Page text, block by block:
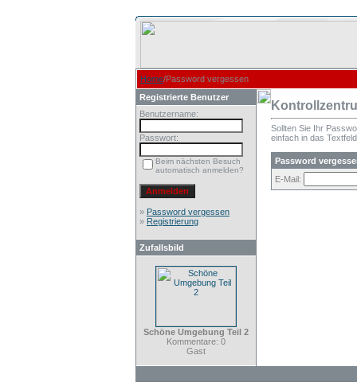
Home/Password vergessen
Registrierte Benutzer
Benutzername:
Passwort:
Beim nächsten Besuch
automatisch anmelden?
» Password vergessen
» Registrierung
Zufallsbild
Schöne Umgebung Teil 2
Kommentare: 0
Gast
Sollten Sie Ihr
einfach in das
Password
E-Mail: